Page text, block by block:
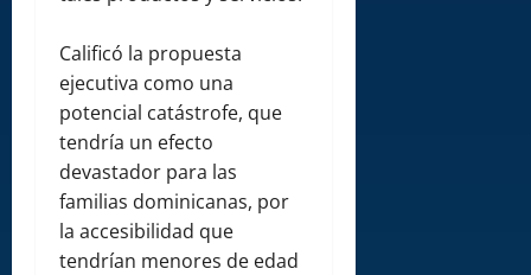
Calificó la propuesta
ejecutiva como una
potencial catástrofe, que
tendría un efecto
devastador para las
familias dominicanas, por
la accesibilidad que
tendrían menores de edad